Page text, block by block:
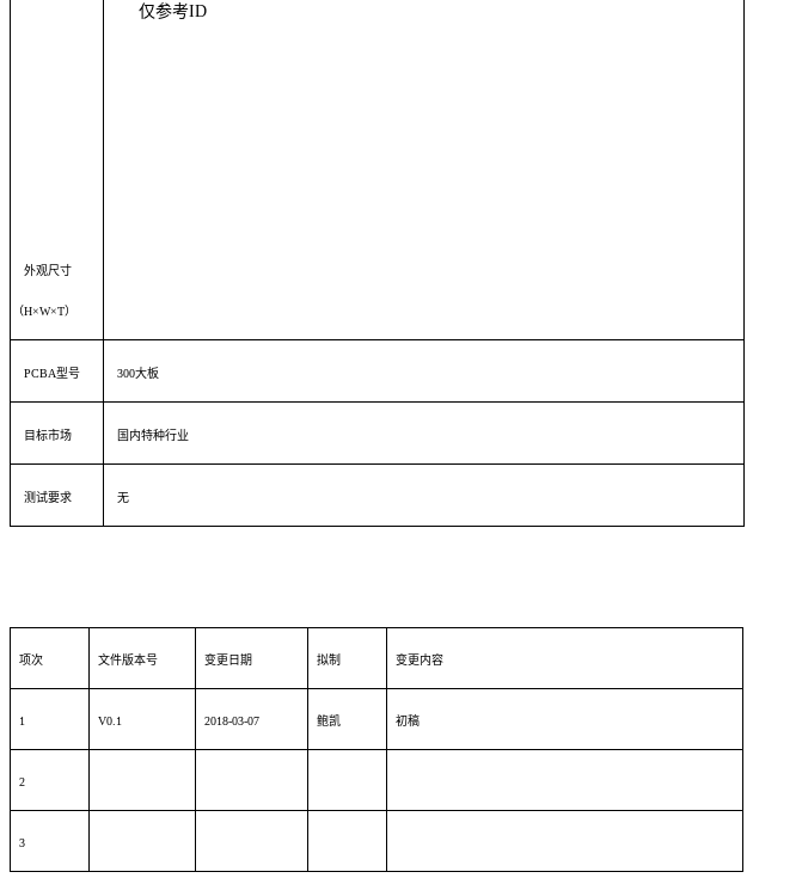
外观尺寸
（H×W×T）
仅参考ID
PCBA型号 300大板
目标市场 国内特种行业
测试要求 无
项次 文件版本号 变更日期 拟制 变更内容
1 V0.1 2018-03-07 鲍凯 初稿
2
3